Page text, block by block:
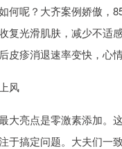
何呢？大齐案例娇傲，
复光滑肌肤，减少不适
皮疹消退速率变快，心
风
大亮点是零激素添加。
于搞定问题。大夫们一